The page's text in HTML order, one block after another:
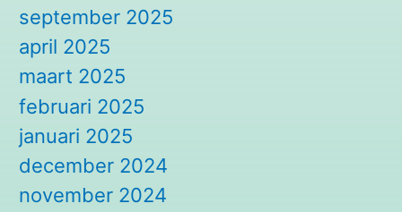
september 2025
april 2025
maart 2025
februari 2025
januari 2025
december 2024
november 2024